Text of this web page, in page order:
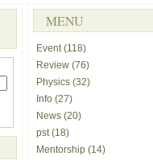
MENU
Event(118)
Review (76)
Physics (32)
Info (27)
News (20)
pst(18)
Mentorship (14)